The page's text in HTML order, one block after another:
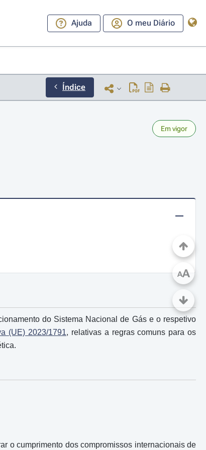
Ajuda O meu Diário
Índice
Em vigor
do Sistema Nacional de Gás e o respetivo
(UE) 2023/1791, relativas a regras comuns para os
o cumprimento dos compromissos internacionais de
AA